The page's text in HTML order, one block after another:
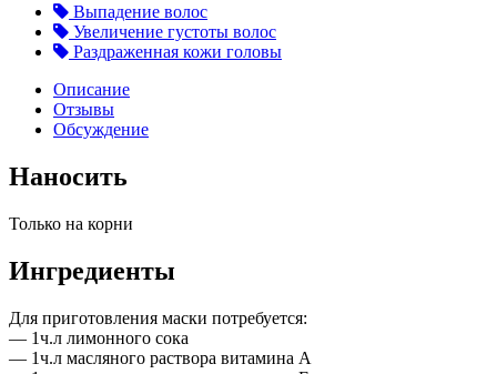
Выпадение волос
Увеличение густоты волос
Раздраженная кожи головы
Описание
Отзывы
Обсуждение
Наносить
Только на корни
Ингредиенты
Для приготовления маски потребуется:
— 1ч.л лимонного сока
— 1ч.л масляного раствора витамина А